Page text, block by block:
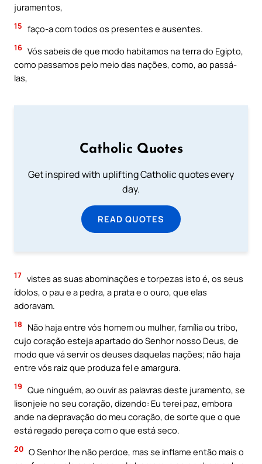
juramentos,
15 faço-a com todos os presentes e ausentes.
16 Vós sabeis de que modo habitamos na terra do Egipto,
como passamos pelo meio das nações, como, ao passá-
las,
Catholic Quotes
Get inspired with uplifting Catholic quotes every
day.
READ QUOTES
17 vistes as suas abominações e torpezas isto é, os seus
ídolos, o pau e a pedra, a prata e o ouro, que elas
adoravam.
18
Não haja entre vós homem ou mulher, família ou tribo,
cujo coração esteja apartado do Senhor nosso Deus, de
modo que vá servir os deuses daquelas nações; não haja
entre vós raiz que produza fel e amargura.
19 Que ninguém, ao ouvir as palavras deste juramento, se
lisonjeie no seu coração, dizendo: Eu terei paz, embora
ande na depravação do meu coração, de sorte que o que
está regado pereça com o que está seco.
20 O Senhor lhe não perdoe, mas se inflame então mais o